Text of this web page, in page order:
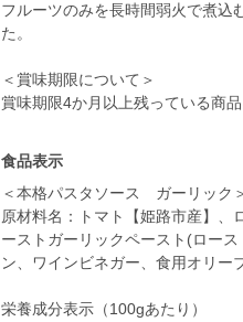
フルーツのみを長時間弱火で煮込
た。
＜賞味期限について＞
賞味期限4か月以上残っている商
食品表示
＜本格パスタソース ガーリック
原材料名：トマト【姫路市産】、
ーストガーリックペースト(ロー
ン、ワインビネガー、食用オリー
栄養成分表示（100gあたり）